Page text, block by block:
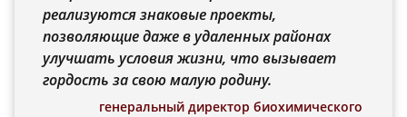
реализуются знаковые проекты,
позволяющие даже в удаленных районах
улучшать условия жизни, что вызывает
гордость за свою малую родину.
генеральный директор биохимического